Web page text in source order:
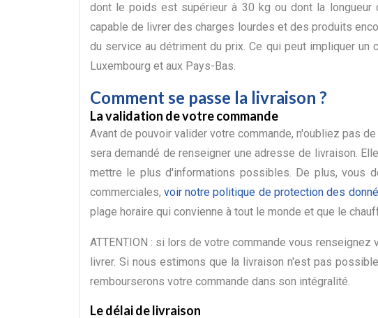
dont le poids est supérieur à 30 kg ou dont la
capable de livrer des charges lourdes et des produits
du service au détriment du prix. Ce qui peut impliquer un
Luxembourg et aux Pays-Bas.
Comment se passe la livraison ?
La validation de votre commande
Avant de pouvoir valider votre commande, n'oubliez pas de
sera demandé de renseigner une adresse de livraison.
mettre le plus d'informations possibles. De plus, vous
commerciales, voir notre politique de protection des
plage horaire qui convienne à tout le monde et que le
ATTENTION : si lors de votre commande vous
livrer. Si nous estimons que la livraison n'est pas
rembourserons votre commande dans son intégralité.
Le délai de livraison